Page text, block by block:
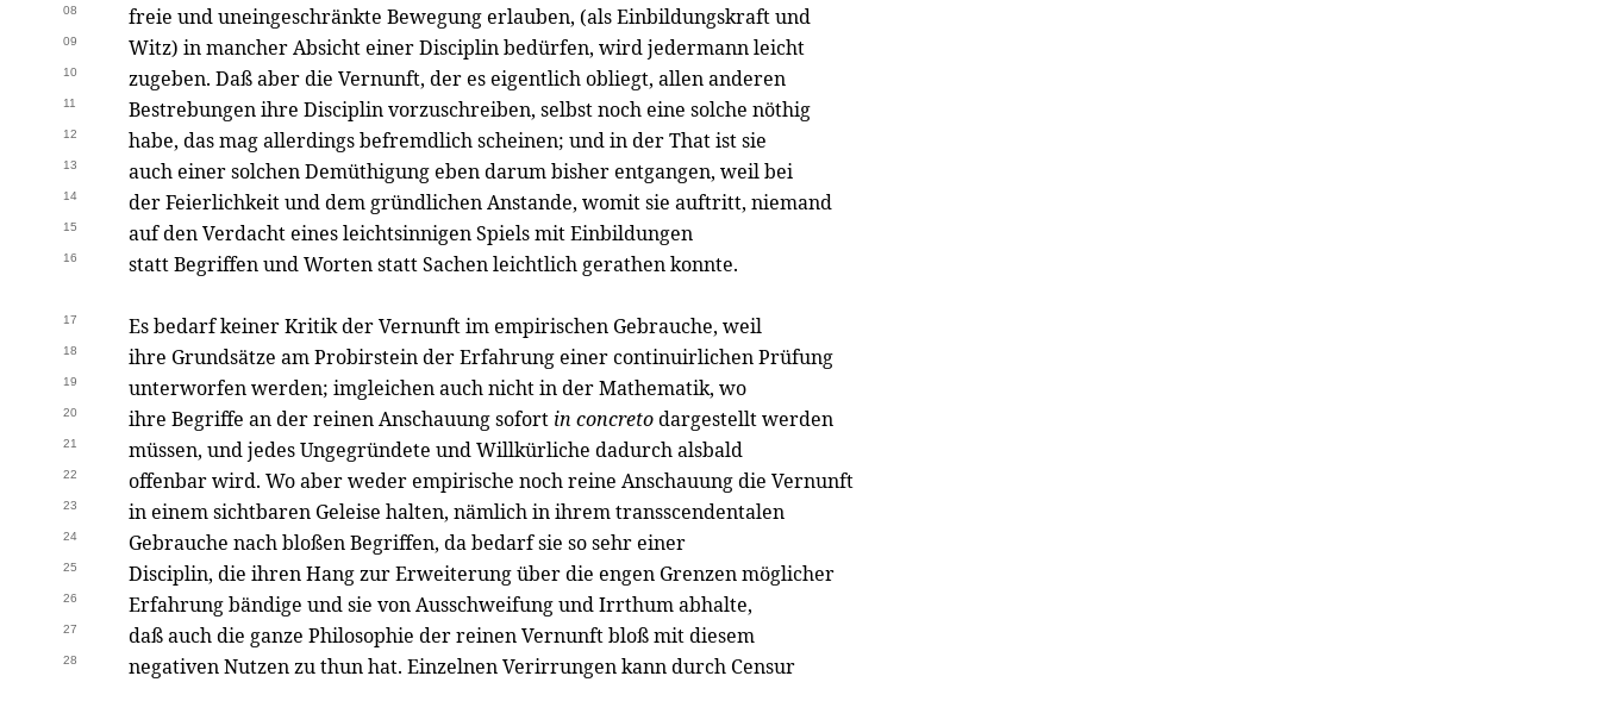
08 freie und uneingeschränkte Bewegung erlauben, (als Einbildungskraft und
09 Witz) in mancher Absicht einer Disciplin bedürfen, wird jedermann leicht
10 zugeben. Daß aber die Vernunft, der es eigentlich obliegt, allen anderen
11 Bestrebungen ihre Disciplin vorzuschreiben, selbst noch eine solche nöthig
12 habe, das mag allerdings befremdlich scheinen; und in der That ist sie
13 auch einer solchen Demüthigung eben darum bisher entgangen, weil bei
14 der Feierlichkeit und dem gründlichen Anstande, womit sie auftritt, niemand
15 auf den Verdacht eines leichtsinnigen Spiels mit Einbildungen
16 statt Begriffen und Worten statt Sachen leichtlich gerathen konnte.
17 Es bedarf keiner Kritik der Vernunft im empirischen Gebrauche, weil
18 ihre Grundsätze am Probirstein der Erfahrung einer continuirlichen Prüfung
19 unterworfen werden; imgleichen auch nicht in der Mathematik, wo
20 ihre Begriffe an der reinen Anschauung sofort in concretodargestellt werden
21 müssen, und jedes Ungegründete und Willkürliche dadurch alsbald
22 offenbar wird. Wo aber weder empirische noch reine Anschauung die Vernunft
23 in einem sichtbaren Geleise halten, nämlich in ihrem transscendentalen
24 Gebrauche nach bloßen Begriffen, da bedarf sie so sehr einer
25 Disciplin, die ihren Hang zur Erweiterung über die engen Grenzen möglicher
26 Erfahrung bändige und sie von Ausschweifung und Irrthum abhalte,
27 daß auch die ganze Philosophie der reinen Vernunft bloß mit diesem
28 negativen Nutzen zu thun hat. Einzelnen Verirrungen kann durch Censur